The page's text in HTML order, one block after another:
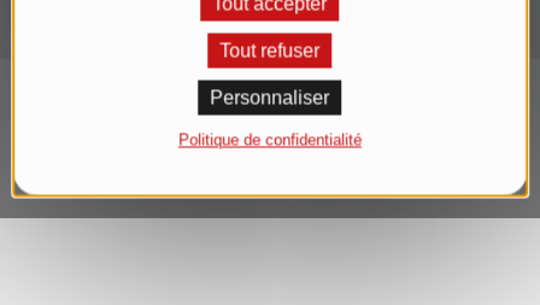
Déclaration de confidentialité
S'abonner maintenant à la lettre d'informations
Tout refuser
Personnaliser
Politique de confidentialité